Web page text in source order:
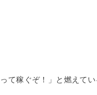
て稼ぐぞ！」と燃えてい